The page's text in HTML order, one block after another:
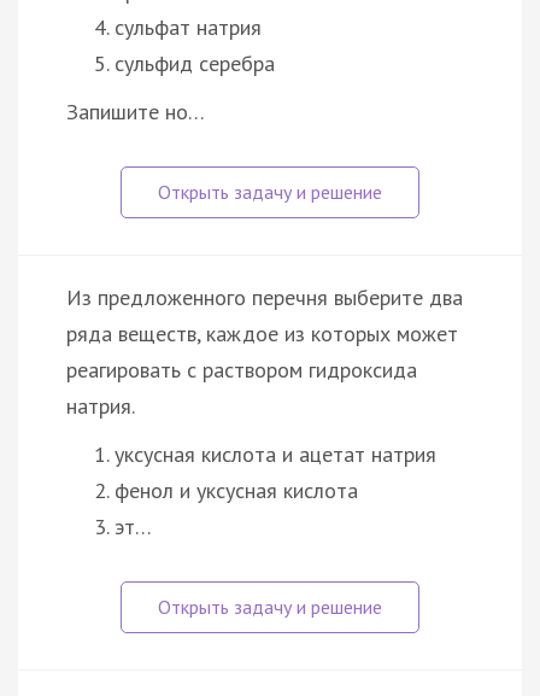
сульфат натрия
сульфид серебра
Запишите но…
Из предложенного перечня выберите два
ряда веществ, каждое из которых может
реагировать с раствором гидроксида
натрия.
уксусная кислота и ацетат натрия
фенол и уксусная кислота
эт…